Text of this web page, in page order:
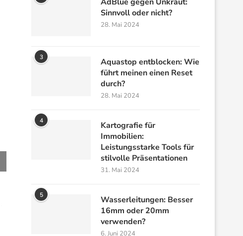
Sinnvoll oder nicht?
28. Mai 2024
3
Aquastop entblocken: Wie
führt meinen einen Reset
durch?
28. Mai 2024
4
Kartografie für
Immobilien:
Leistungsstarke Tools für
stilvolle Präsentationen
31. Mai 2024
5
Wasserleitungen: Besser
16mm oder 20mm
verwenden?
6. Juni 2024